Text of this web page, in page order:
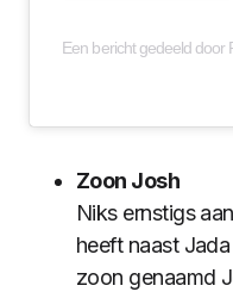
Een bericht gedeeld
Zoon Josh
Niks ernstigs
heeft naast
zoon genaamd